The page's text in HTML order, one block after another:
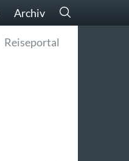
Archiv
Reiseportal